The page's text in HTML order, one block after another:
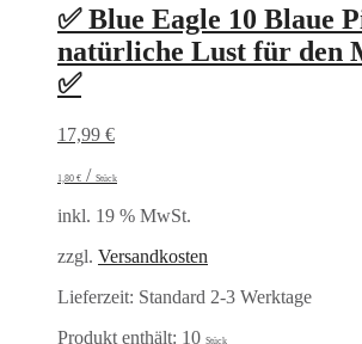
✅ Blue Eagle 10 Blaue
natürliche Lust für den
✅
17,99 €
1,80 € / Stück
inkl. 19 % MwSt.
zzgl. Versandkosten
Lieferzeit: Standard 2-3 Werktage
Produkt enthält: 10 Stück